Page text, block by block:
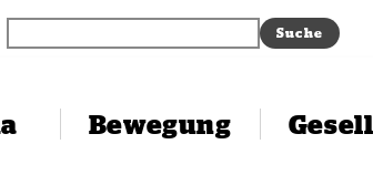
Bewegung